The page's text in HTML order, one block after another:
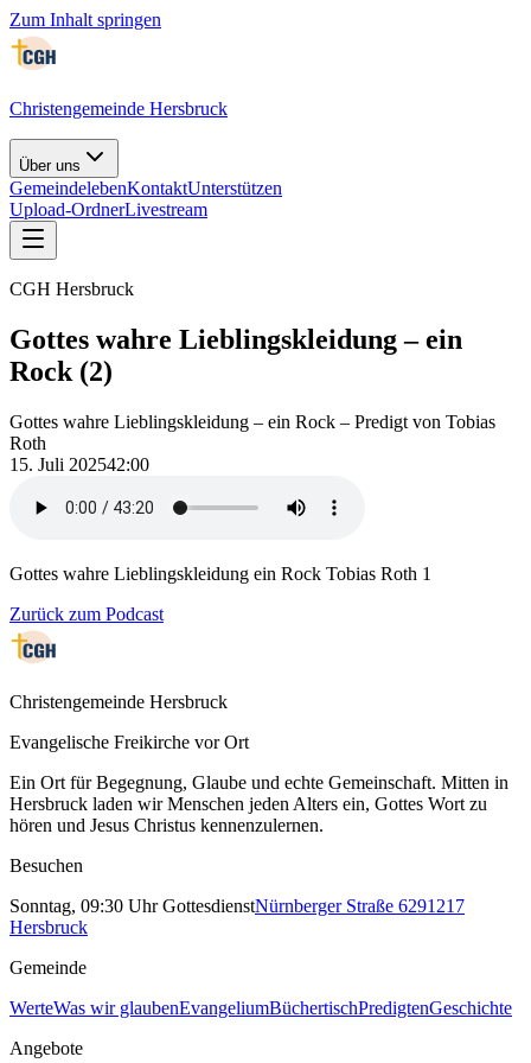
Zum Inhalt springen
Christengemeinde Hersbruck
Über uns
GemeindelebenKontaktUnterstützen
Upload-OrdnerLivestream
CGH Hersbruck
Gottes wahre Lieblingskleidung – ein
Rock (2)
Gottes wahre Lieblingskleidung – ein Rock – Predigt von Tobias
Roth
15. Juli 202542:00
Gottes wahre Lieblingskleidung ein Rock Tobias Roth 1
Zurück zum Podcast
Christengemeinde Hersbruck
Evangelische Freikirche vor Ort
Ein Ort für Begegnung, Glaube und echte Gemeinschaft. Mitten in
Hersbruck laden wir Menschen jeden Alters ein, Gottes Wort zu
hören und Jesus Christus kennenzulernen.
Besuchen
Sonntag, 09:30 Uhr GottesdienstNürnberger Straße 6291217
Hersbruck
Gemeinde
WerteWas wir glaubenEvangeliumBüchertischPredigtenGeschichte
Angebote